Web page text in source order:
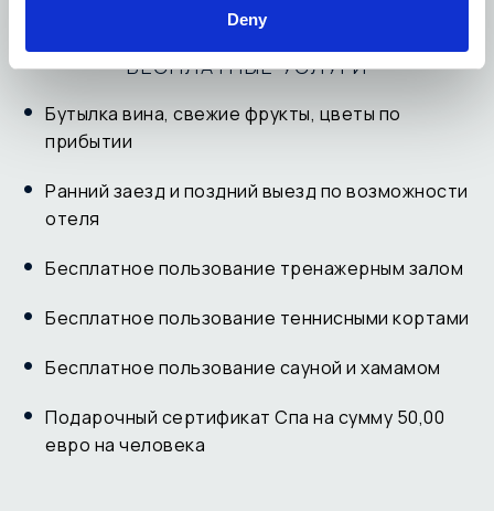
Deny
БЕСПЛАТНЫЕ УСЛУГИ
Бутылка вина, свежие фрукты, цветы по
прибытии
Ранний заезд и поздний выезд по возможности
отеля
Бесплатное пользование тренажерным залом
Бесплатное пользование теннисными кортами
Бесплатное пользование сауной и хамамом
Подарочный сертификат Спа на сумму 50,00
евро на человека